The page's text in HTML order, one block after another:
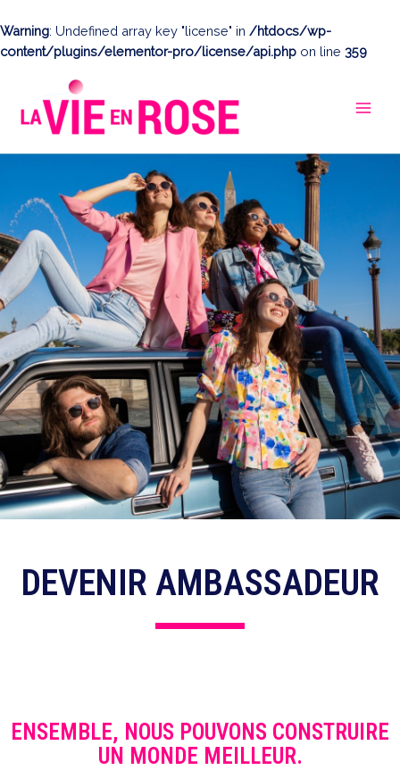
Warning: Undefined array key "license" in /htdocs/wp-
content/plugins/elementor-pro/license/api.php on line 359
au
contenu
DEVENIR AMBASSADEUR
ENSEMBLE, NOUS POUVONS CONSTRUIRE
UN MONDE MEILLEUR.